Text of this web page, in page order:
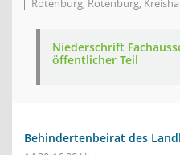
Rotenburg, Rotenburg,
Niederschrift
öffentlicher Teil
Behindertenbeirat des